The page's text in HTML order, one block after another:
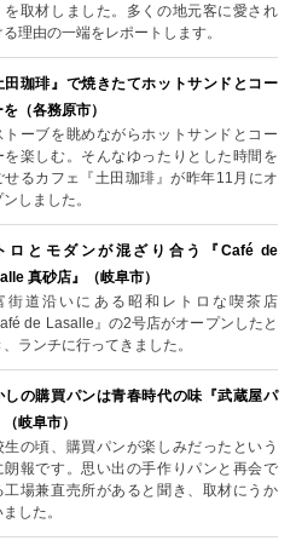
を取材しました。多くの地元客に愛され
理由の一端をレポートします。
田珈琲』で焼きたてホットサンドとコー
を（各務原市）
トーブを眺めながらホットサンドとコー
を楽しむ。そんなゆったりとした時間を
せるカフェ『土田珈琲』が昨年11月にオ
しました。
ロとモダンが混ざり合う『Café de
真砂店』（岐阜市）
街道沿いにある昭和レトロな喫茶店
de Lasalle』の2号店がオープンしたと
ランチに行ってきました。
しの購買パンは青春時代の味『武蔵屋パ
岐阜市）
生の頃、購買パンが楽しみだったという
朗報です。思い出の手作りパンと再会で
工場兼直売所があると聞き、取材にうか
した。